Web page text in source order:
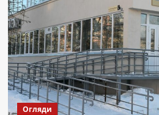
огляд
торгових
центрів
міста
Огляди